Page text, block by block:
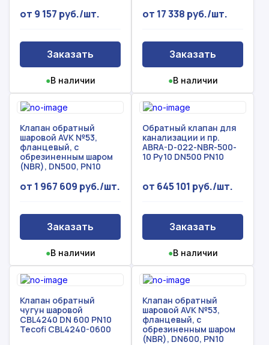
от 9 157 руб./шт.
Заказать
●В наличии
от 17 338 руб./шт.
Заказать
●В наличии
Клапан обратный
шаровой AVK №53,
фланцевый, с
обрезиненным шаром
(NBR), DN500, PN10
от 1 967 609 руб./шт.
Заказать
●В наличии
Обратный клапан для
канализации и пр.
ABRA-D-022-NBR-500-
10 Ру10 DN500 PN10
от 645 101 руб./шт.
Заказать
●В наличии
Клапан обратный
чугун шаровой
CBL4240 DN 600 PN10
Tecofi CBL4240-0600
Клапан обратный
шаровой AVK №53,
фланцевый, с
обрезиненным шаром
(NBR), DN600, PN10
Рассчитать смету
Заполните форму ниже, чтобы получить
точный расчет сметы. Мы свяжемся с вами в
кратчайшие сроки.
Оставьте номер
телефона
Мы свяжемся с вами в ближайшее время!
Предоставим бесплатную консультацию по
нашим товарам и актуальным ценам на
металлопрокат
Форма отправлена,
спасибо!
С вами свяжется наш менеджер.
Форма не отправлена!
Произошла ошибка.